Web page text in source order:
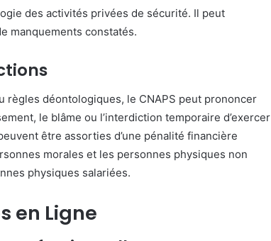
des activités privées de sécurité. Il peut
manquements constatés.
règles déontologiques, le CNAPS peut prononcer
le blâme ou l’interdiction temporaire d’exercer
être assorties d’une pénalité financière
morales et les personnes physiques non
physiques salariées.
en Ligne